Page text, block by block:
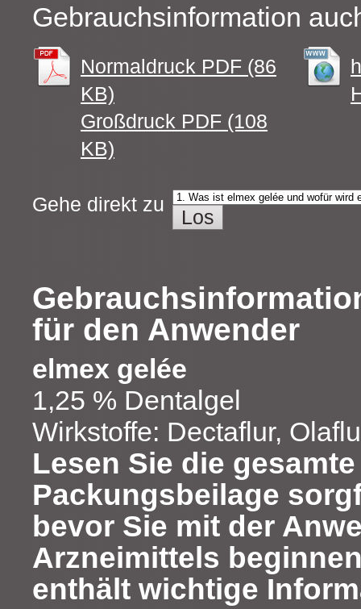
Gebrauchsinformation
Normaldruck PDF (86
KB)
Großdruck PDF (108
KB)
Gehe direkt zu
für den Anwender
elmex gelée
1,25 % Dentalgel
Wirkstoffe: Dectaflur,
Lesen Sie die gesamte
Packungsbeilage
bevor Sie mit der
Arzneimittels
enthält wichtige